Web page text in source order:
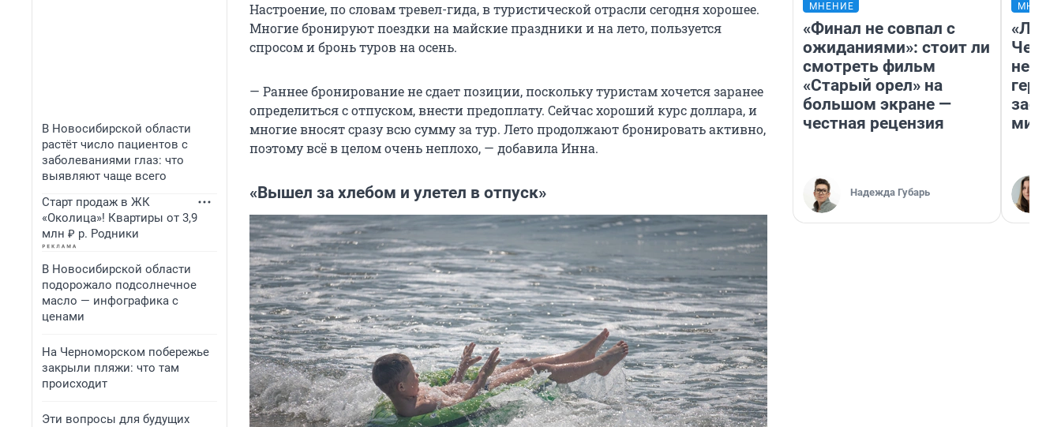
В Новосибирской области
растёт число пациентов с
заболеваниями глаз: что
выявляют чаще всего
Старт продаж в ЖК
«Околица»! Квартиры от 3,9
млн ₽ р. Родники
В Новосибирской области
подорожало подсолнечное
масло — инфографика с
ценами
На Черноморском побережье
закрыли пляжи: что там
происходит
Эти вопросы для будущих
Настроение, по словам тревел-гида, в туристической отрасли сегодня хорошее.
Многие бронируют поездки на майские праздники и на лето, пользуется
спросом и бронь туров на осень.
— Раннее бронирование не сдает позиции, поскольку туристам хочется заранее
определиться с отпуском, внести предоплату. Сейчас хороший курс доллара, и
многие вносят сразу всю сумму за тур. Лето продолжают бронировать активно,
поэтому всё в целом очень неплохо, — добавила Инна.
«Вышел за хлебом и улетел в отпуск»
МНЕНИЕ
«Финал не совпал с
ожиданиями»: стоит ли
смотреть фильм
«Старый орел» на
большом экране —
честная рецензия
Надежда Губарь
Чем
герои